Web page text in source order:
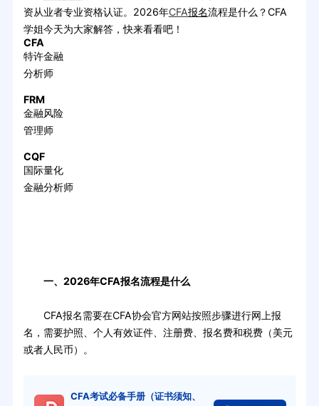
资从业者专业资格认证。2026年CFA报名流程是什么？CFA
学姐今天为大家解答，快来看看吧！
CFA
特许金融
分析师
FRM
金融风险
管理师
CQF
国际量化
金融分析师
一、2026年CFA报名流程是什么
CFA报名需要在CFA协会官方网站按照步骤进行网上报
名，需要护照、个人有效证件、注册费、报名费和税费（美元
或者人民币）。
CFA考试必备手册（证书须知、